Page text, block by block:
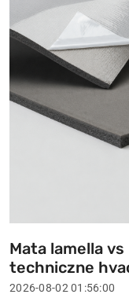
Tytuł
artykułu:
Mata lamella
techniczne
Data
2026-08-02 01:56:00